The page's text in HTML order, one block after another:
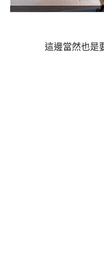
這邊當然也是